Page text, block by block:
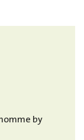
by